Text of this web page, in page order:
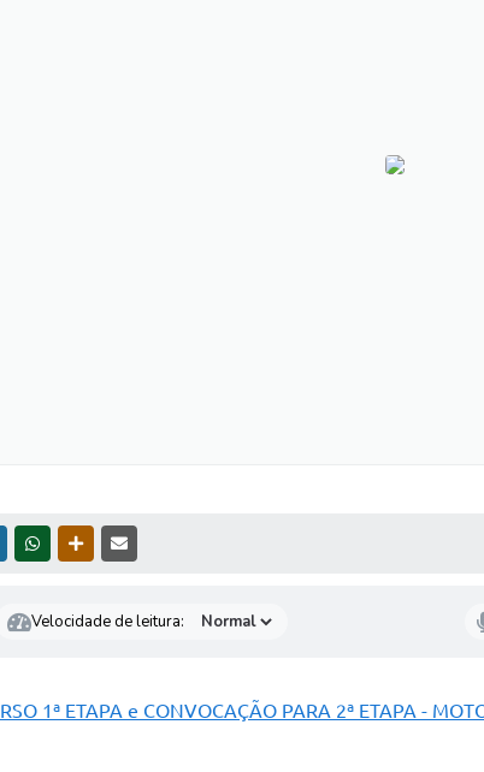
TWITTERWHATSAPPOUTRAS MÍDIAS
Velocidade de leitura:
1ª ETAPA e CONVOCAÇÃO PARA 2ª ETAPA -